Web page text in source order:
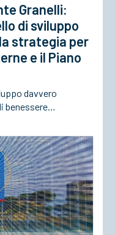
Granelli:
di sviluppo
strategia per
e il Piano
davvero
benessere…